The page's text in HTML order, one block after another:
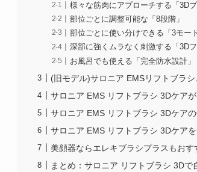
様々な筋肉にアプローチする「3Dブ
部位ごとに調整可能な「8段階」
部位ごとに使い分けできる「3モー
深部に強くムラなく刺激する「3D
お風呂でも使える「完全防水設計」
(旧モデル)サロニア EMSリフトブラ
サロニア EMS リフトブラシ 3Dケア
サロニア EMS リフトブラシ 3Dケア
サロニア EMS リフトブラシ 3Dケア
美顔器ならエレキブラシプラスもおす
まとめ：サロニア リフトブラシ 3Dで